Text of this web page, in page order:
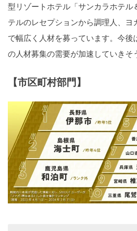
型リゾートホテル「サンカラホテル
テルのレセプションから調理人、ヨ
で幅広く人材を募っています。今後
の人材募集の需要が加速していきそ
【市区町村部門】